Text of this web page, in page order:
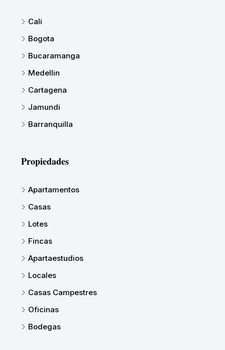
Cali
Bogota
Bucaramanga
Medellin
Cartagena
Jamundi
Barranquilla
Propiedades
Apartamentos
Casas
Lotes
Fincas
Apartaestudios
Locales
Casas Campestres
Oficinas
Bodegas